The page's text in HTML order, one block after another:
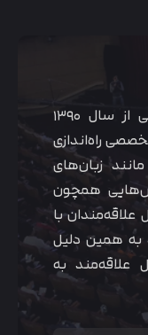
موسسه‌ی آموزشی همیار آکادمی از سال ۱۳۹۰
راه‌اندازی
زبان‌های
همچون
با
به همین دلیل
علاقه‌مند به